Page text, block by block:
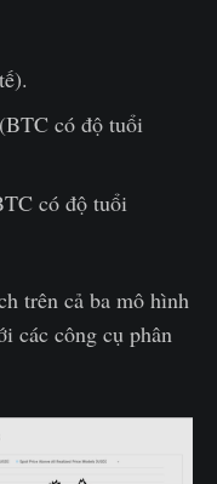
có độ tuổi
có độ tuổi
trên cả ba mô hình
các công cụ phân